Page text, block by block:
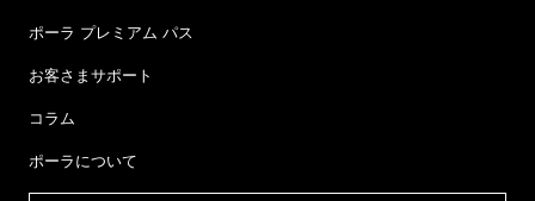
ポーラ プレミアム パス
お客さまサポート
コラム
ポーラについて